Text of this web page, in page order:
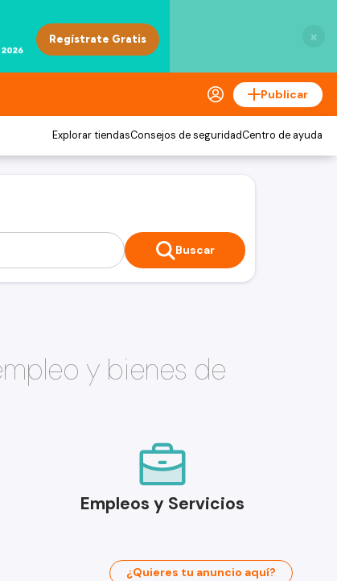
×
Publicar
Explorar tiendasConsejos de seguridadCentro de ayuda
Buscar
y bienes de
Empleos y Servicios
¿Quieres tu anuncio aquí?